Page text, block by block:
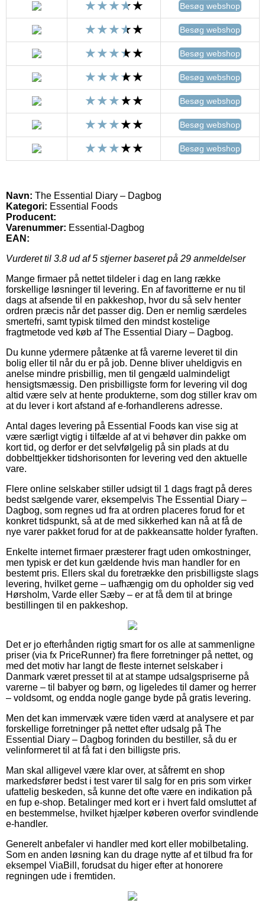
Besøg webshop
Besøg webshop
Besøg webshop
Besøg webshop
Besøg webshop
Besøg webshop
Besøg webshop
Navn: The Essential Diary – Dagbog
Kategori: Essential Foods
Producent:
Varenummer: Essential-Dagbog
EAN:
Vurderet til 3.8 ud af 5 stjerner baseret på 29 anmeldelser
Mange firmaer på nettet tildeler i dag en lang række
forskellige løsninger til levering. En af favoritterne er nu til
dags at afsende til en pakkeshop, hvor du så selv henter
ordren præcis når det passer dig. Den er nemlig særdeles
smertefri, samt typisk tilmed den mindst kostelige
fragtmetode ved køb af The Essential Diary – Dagbog.
Du kunne ydermere påtænke at få varerne leveret til din
bolig eller til når du er på job. Denne bliver uheldigvis en
anelse mindre prisbillig, men til gengæld ualmindeligt
hensigtsmæssig. Den prisbilligste form for levering vil dog
altid være selv at hente produkterne, som dog stiller krav om
at du lever i kort afstand af e-forhandlerens adresse.
Antal dages levering på Essential Foods kan vise sig at
være særligt vigtig i tilfælde af at vi behøver din pakke om
kort tid, og derfor er det selvfølgelig på sin plads at du
dobbelttjekker tidshorisonten for levering ved den aktuelle
vare.
Flere online selskaber stiller udsigt til 1 dags fragt på deres
bedst sælgende varer, eksempelvis The Essential Diary –
Dagbog, som regnes ud fra at ordren placeres forud for et
konkret tidspunkt, så at de med sikkerhed kan nå at få de
nye varer pakket forud for at de pakkeansatte holder fyraften.
Enkelte internet firmaer præsterer fragt uden omkostninger,
men typisk er det kun gældende hvis man handler for en
bestemt pris. Ellers skal du foretrække den prisbilligste slags
levering, hvilket gerne – uafhængig om du opholder sig ved
Hørsholm, Varde eller Sæby – er at få dem til at bringe
bestillingen til en pakkeshop.
Det er jo efterhånden rigtig smart for os alle at sammenligne
priser (via fx PriceRunner) fra flere forretninger på nettet, og
med det motiv har langt de fleste internet selskaber i
Danmark været presset til at at stampe udsalgspriserne på
varerne – til babyer og børn, og ligeledes til damer og herrer
– voldsomt, og endda nogle gange byde på gratis levering.
Men det kan immervæk være tiden værd at analysere et par
forskellige forretninger på nettet efter udsalg på The
Essential Diary – Dagbog forinden du bestiller, så du er
velinformeret til at få fat i den billigste pris.
Man skal alligevel være klar over, at såfremt en shop
markedsfører bedst i test varer til salg for en pris som virker
ufattelig beskeden, så kunne det ofte være en indikation på
en fup e-shop. Betalinger med kort er i hvert fald omsluttet af
en bestemmelse, hvilket hjælper køberen overfor svindlende
e-handler.
Generelt anbefaler vi handler med kort eller mobilbetaling.
Som en anden løsning kan du drage nytte af et tilbud fra for
eksempel ViaBill, forudsat du higer efter at honorere
regningen ude i fremtiden.